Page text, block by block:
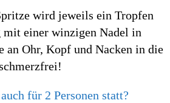
wird jeweils ein Tropfen
einer winzigen Nadel in
an Ohr, Kopf und Nacken in die
für 2 Personen statt?